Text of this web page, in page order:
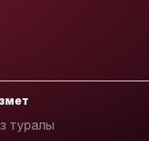
туралы